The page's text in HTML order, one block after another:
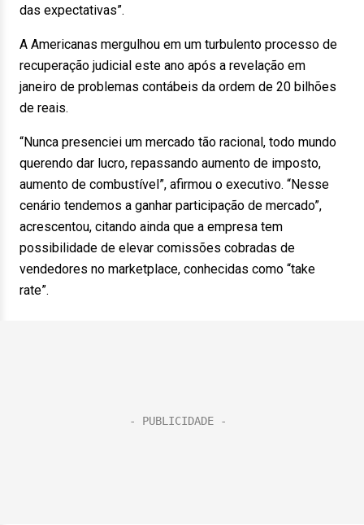
das expectativas”.
A Americanas mergulhou em um turbulento processo de
recuperação judicial este ano após a revelação em
janeiro de problemas contábeis da ordem de 20 bilhões
de reais.
“Nunca presenciei um mercado tão racional, todo mundo
querendo dar lucro, repassando aumento de imposto,
aumento de combustível”, afirmou o executivo. “Nesse
cenário tendemos a ganhar participação de mercado”,
acrescentou, citando ainda que a empresa tem
possibilidade de elevar comissões cobradas de
vendedores no marketplace, conhecidas como “take
rate”.